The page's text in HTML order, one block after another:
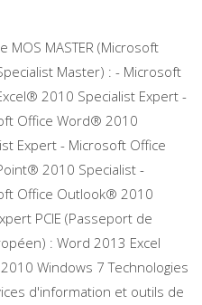
MOS MASTER (Microsoft
Master) : - Microsoft
2010 Specialist Expert -
Office Word® 2010
Expert - Microsoft Office
2010 Specialist -
Office Outlook® 2010
PCIE (Passeport de
: Word 2013 Excel
Windows 7 Technologies
d'information et outils de